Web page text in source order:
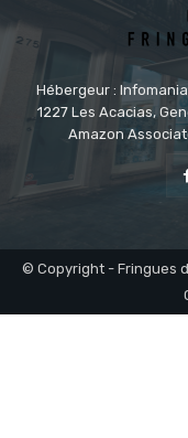
Hébergeur :
1227 Les Acacias,
Amazon
© Copyright - Fringues